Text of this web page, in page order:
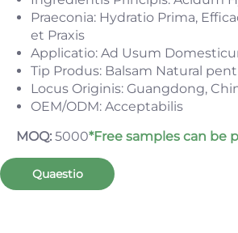
Praeconia: Hydratio Prima,
et Praxis
Applicatio: Ad Usum
Tip Produs: Balsam Natural
Locus Originis: Guangdong,
OEM/ODM: Acceptabilis
MOQ: 5000*Free samples can be
Quaestio